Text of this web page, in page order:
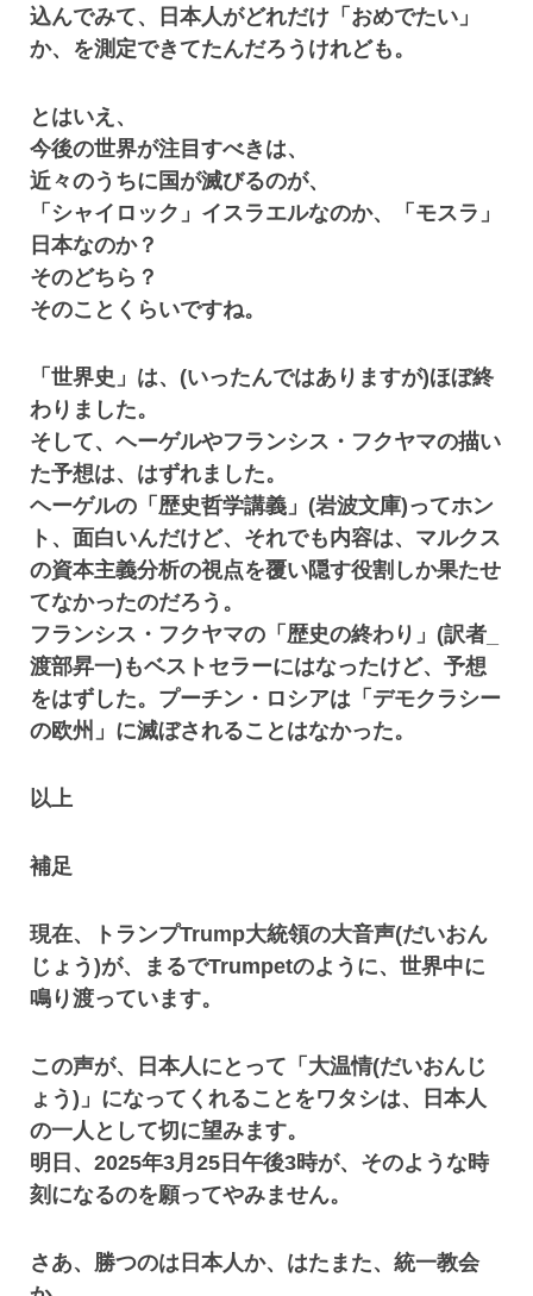
込んでみて、日本人がどれだけ「おめでたい」
か、を測定できてたんだろうけれども。
とはいえ、
今後の世界が注目すべきは、
近々のうちに国が滅びるのが、
「シャイロック」イスラエルなのか、「モスラ」
日本なのか？
そのどちら？
そのことくらいですね。
「世界史」は、(いったんではありますが)ほぼ終
わりました。
そして、ヘーゲルやフランシス・フクヤマの描い
た予想は、はずれました。
ヘーゲルの「歴史哲学講義」(岩波文庫)ってホン
ト、面白いんだけど、それでも内容は、マルクス
の資本主義分析の視点を覆い隠す役割しか果たせ
てなかったのだろう。
フランシス・フクヤマの「歴史の終わり」(訳者_
渡部昇一)もベストセラーにはなったけど、予想
をはずした。プーチン・ロシアは「デモクラシー
の欧州」に滅ぼされることはなかった。
以上
補足
現在、トランプTrump大統領の大音声(だいおん
じょう)が、まるでTrumpetのように、世界中に
鳴り渡っています。
この声が、日本人にとって「大温情(だいおんじ
ょう)」になってくれることをワタシは、日本人
の一人として切に望みます。
明日、2025年3月25日午後3時が、そのような時
刻になるのを願ってやみません。
さあ、勝つのは日本人か、はたまた、統一教会